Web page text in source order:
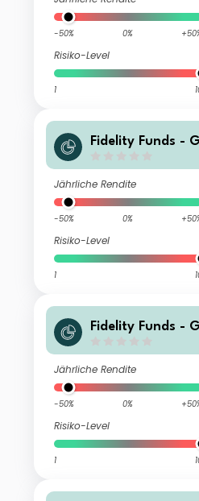
-50% 0%
Risiko-Level
1
Fidelity Funds -
Jährliche Rendite
-50% 0%
Risiko-Level
1
Fidelity Funds -
JPY (JPY/USD
Jährliche Rendite
-50% 0%
Risiko-Level
1